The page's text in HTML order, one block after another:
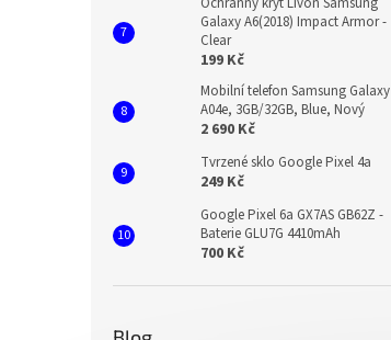
Galaxy A6(2018) Impact Armor -
Clear
199 Kč
Mobilní telefon Samsung Galaxy
A04e, 3GB/32GB, Blue, Nový
2 690 Kč
Tvrzené sklo Google Pixel 4a
249 Kč
Google Pixel 6a GX7AS GB62Z -
Baterie GLU7G 4410mAh
700 Kč